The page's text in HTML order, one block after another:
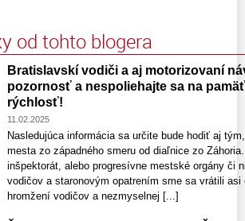
od tohto blogera
Bratislavskí vodiči a aj motorizovaní
pozornosť a nespoliehajte sa na
rýchlosť!
11.02.2025
Nasledujúca informácia sa určite bude hodiť aj
mesta zo západného smeru od diaľnice zo
inšpektorát, alebo progresívne mestské orgány či
vodičov a staronovým opatrením sme sa vrátili
hromžení vodičov a nezmyselnej [...]